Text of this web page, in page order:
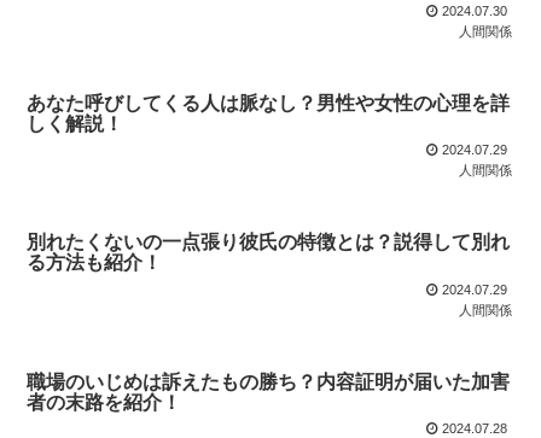
2024.07.30
人間関係
あなた呼びしてくる人は脈なし？男性や女性の心理を詳
しく解説！
2024.07.29
人間関係
別れたくないの一点張り彼氏の特徴とは？説得して別れ
る方法も紹介！
2024.07.29
人間関係
職場のいじめは訴えたもの勝ち？内容証明が届いた加害
者の末路を紹介！
2024.07.28